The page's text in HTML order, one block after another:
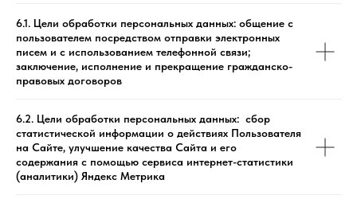
6.1. Цели обработки персональных данных: общение с
пользователем посредством отправки электронных
писем и с использованием телефонной связи;
заключение, исполнение и прекращение гражданско-
правовых договоров
6.2. Цели обработки персональных данных: сбор
статистической информации о действиях Пользователя
на Сайте, улучшение качества Сайта и его
содержания с помощью сервиса интернет-статистики
(аналитики) Яндекс Метрика